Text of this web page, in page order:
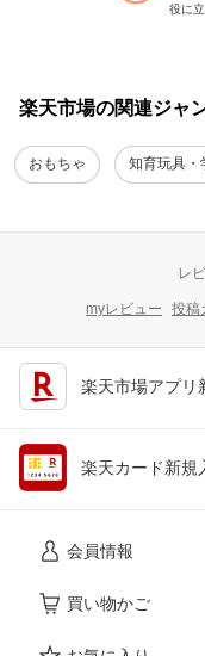
役に
楽天市場の関連ジャ
おもちゃ 知育玩具・
レ
myレビュー 投稿
楽天市場アプリ
楽天カード新規
会員情報
買い物かご